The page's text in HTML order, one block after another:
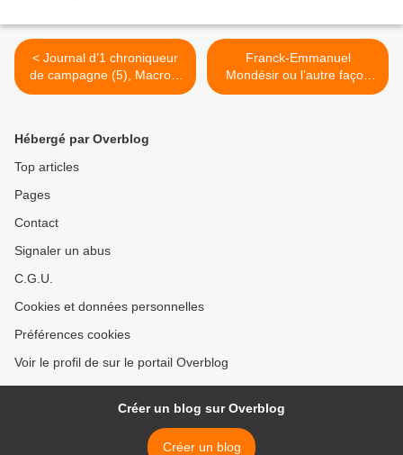
< Journal d’1 chroniqueur
de campagne (5), Macron,
la colonisation, pourquoi
Franck-Emmanuel
Mondésir ou l’autre façon
d’être sommelier ! >
Hébergé par Overblog
Top articles
Pages
Contact
Signaler un abus
C.G.U.
Cookies et données personnelles
Préférences cookies
Voir le profil de sur le portail Overblog
Créer un blog sur Overblog
Créer un blog